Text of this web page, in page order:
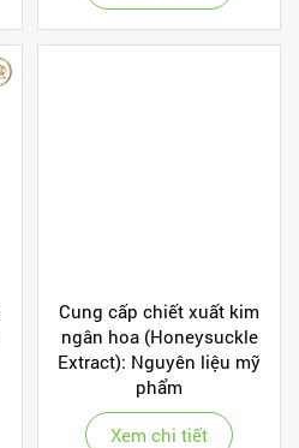
Cung cấp chiết xuất kim
ngân hoa (Honeysuckle
Extract): Nguyên liệu mỹ
phẩm
Xem chi tiết